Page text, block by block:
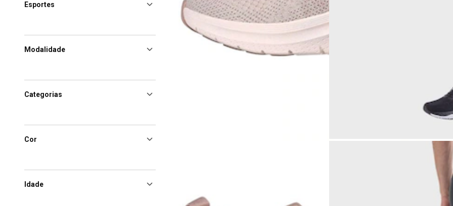
Esportes
Modalidade
Categorias
Cor
Idade